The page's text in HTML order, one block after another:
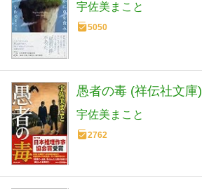
宇佐美まこと
5050
愚者の毒 (祥伝社文庫)
宇佐美まこと
2762